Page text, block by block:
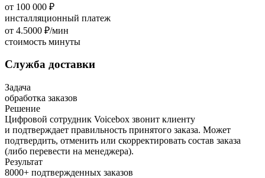
от 100 000 ₽
инсталляционный платеж
от 4.5000 ₽/мин
стоимость минуты
Служба доставки
Задача
обработка заказов
Решение
Цифровой сотрудник Voicebox звонит клиенту
и подтверждает правильность принятого заказа. Может
подтвердить, отменить или скорректировать состав заказа
(либо перевести на менеджера).
Результат
8000+ подтвержденных заказов